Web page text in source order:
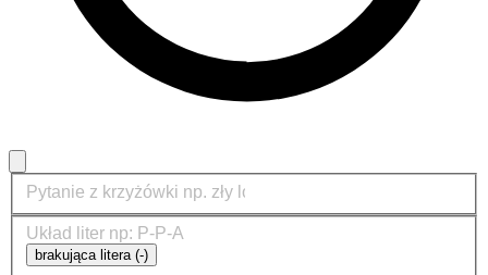
brakująca litera (-)